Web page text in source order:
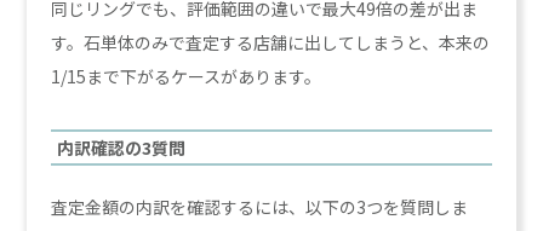
同じリングでも、評価範囲の違いで最大49倍の差が出ま
す。石単体のみで査定する店舗に出してしまうと、本来の
1/15まで下がるケースがあります。
内訳確認の3質問
査定金額の内訳を確認するには、以下の3つを質問しま